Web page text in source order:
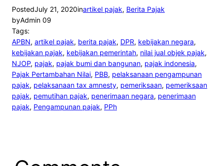
PostedJuly 21, 2020inartikel pajak, Berita Pajak
byAdmin 09
Tags:
APBN, artikel pajak, berita pajak, DPR, kebijakan negara
kebijakan pajak, kebijakan pemerintah, nilai jual objek pajak
NJOP, pajak, pajak bumi dan bangunan, pajak indonesia
Pajak Pertambahan Nilai, PBB, pelaksanaan pengampunan
pajak, pelaksanaan tax amnesty, pemeriksaan, pemeriksaan
pajak, pemutihan pajak, penerimaan negara, penerimaan
pajak, Pengampunan pajak, PPh